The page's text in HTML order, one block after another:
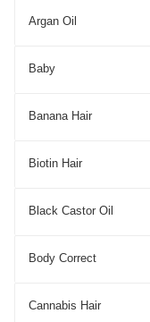
Argan Oil
Baby
Banana Hair
Biotin Hair
Black Castor Oil
Body Correct
Cannabis Hair